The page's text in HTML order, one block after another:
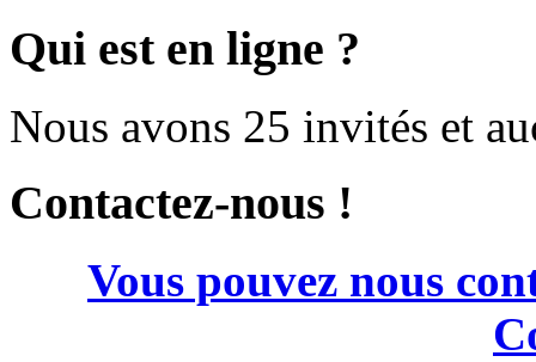
Qui est en ligne ?
Nous avons 25 invités et
Contactez-nous !
Vous pouvez nous